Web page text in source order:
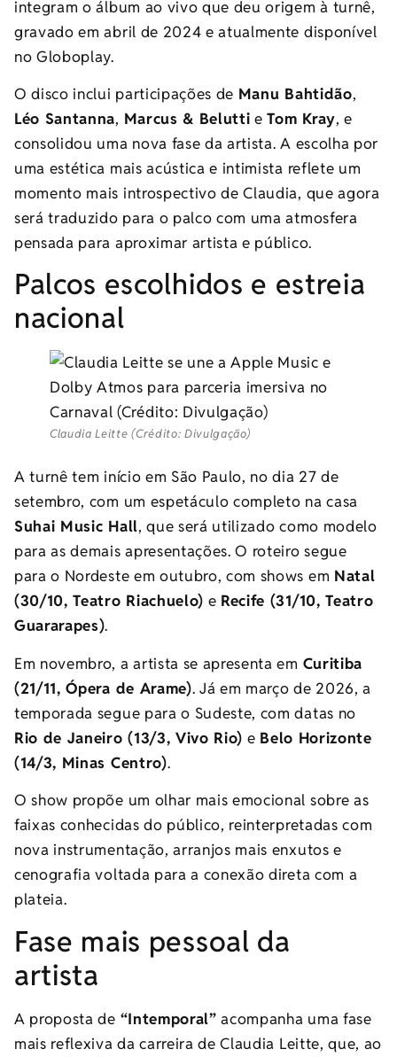
integram o álbum ao vivo que deu origem à turnê,
gravado em abril de 2024 e atualmente disponível
no Globoplay.
O disco inclui participações de Manu Bahtidão,
Léo Santanna, Marcus & Belutti eTom Kray, e
consolidou uma nova fase da artista. A escolha por
uma estética mais acústica e intimista reflete um
momento mais introspectivo de Claudia, que agora
será traduzido para o palco com uma atmosfera
pensada para aproximar artista e público.
Palcos escolhidos e estreia
nacional
Claudia Leitte (Crédito: Divulgação)
A turnê tem início em São Paulo, no dia 27 de
setembro, com um espetáculo completo na casa
Suhai Music Hall, que será utilizado como modelo
para as demais apresentações. O roteiro segue
para o Nordeste em outubro, com shows em Natal
(30/10, Teatro Riachuelo) e Recife (31/10, Teatro
Guararapes).
Em novembro, a artista se apresenta em Curitiba
(21/11, Ópera de Arame). Já em março de 2026, a
temporada segue para o Sudeste, com datas no
Rio de Janeiro (13/3, Vivo Rio) e Belo Horizonte
(14/3, Minas Centro).
O show propõe um olhar mais emocional sobre as
faixas conhecidas do público, reinterpretadas com
nova instrumentação, arranjos mais enxutos e
cenografia voltada para a conexão direta com a
plateia.
Fase mais pessoal da
artista
A proposta de “Intemporal” acompanha uma fase
mais reflexiva da carreira de Claudia Leitte, que, ao